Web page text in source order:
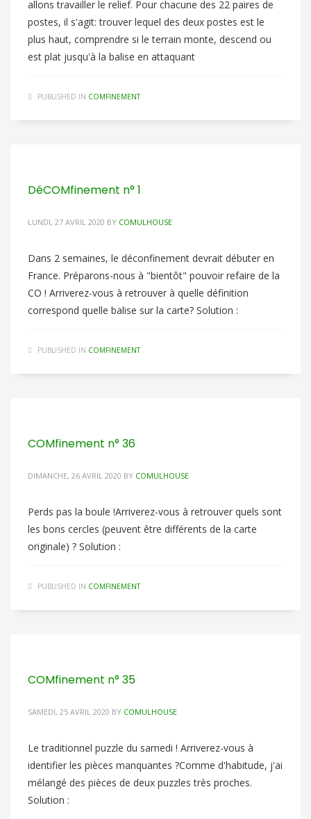
allons travailler le relief. Pour chacune des 22 paires de
postes, il s'agit: trouver lequel des deux postes est le
plus haut, comprendre si le terrain monte, descend ou
est plat jusqu'à la balise en attaquant
PUBLISHED IN COMFINEMENT
DéCOMfinement n° 1
LUNDI, 27 AVRIL 2020 BY COMULHOUSE
Dans 2 semaines, le déconfinement devrait débuter en
France. Préparons-nous à "bientôt" pouvoir refaire de la
CO ! Arriverez-vous à retrouver à quelle définition
correspond quelle balise sur la carte? Solution :
PUBLISHED IN COMFINEMENT
COMfinement n° 36
DIMANCHE, 26 AVRIL 2020 BY COMULHOUSE
Perds pas la boule !Arriverez-vous à retrouver quels sont
les bons cercles (peuvent être différents de la carte
originale) ? Solution :
PUBLISHED IN COMFINEMENT
COMfinement n° 35
SAMEDI, 25 AVRIL 2020 BY COMULHOUSE
Le traditionnel puzzle du samedi ! Arriverez-vous à
identifier les pièces manquantes ?Comme d'habitude, j'ai
mélangé des pièces de deux puzzles très proches.
Solution :